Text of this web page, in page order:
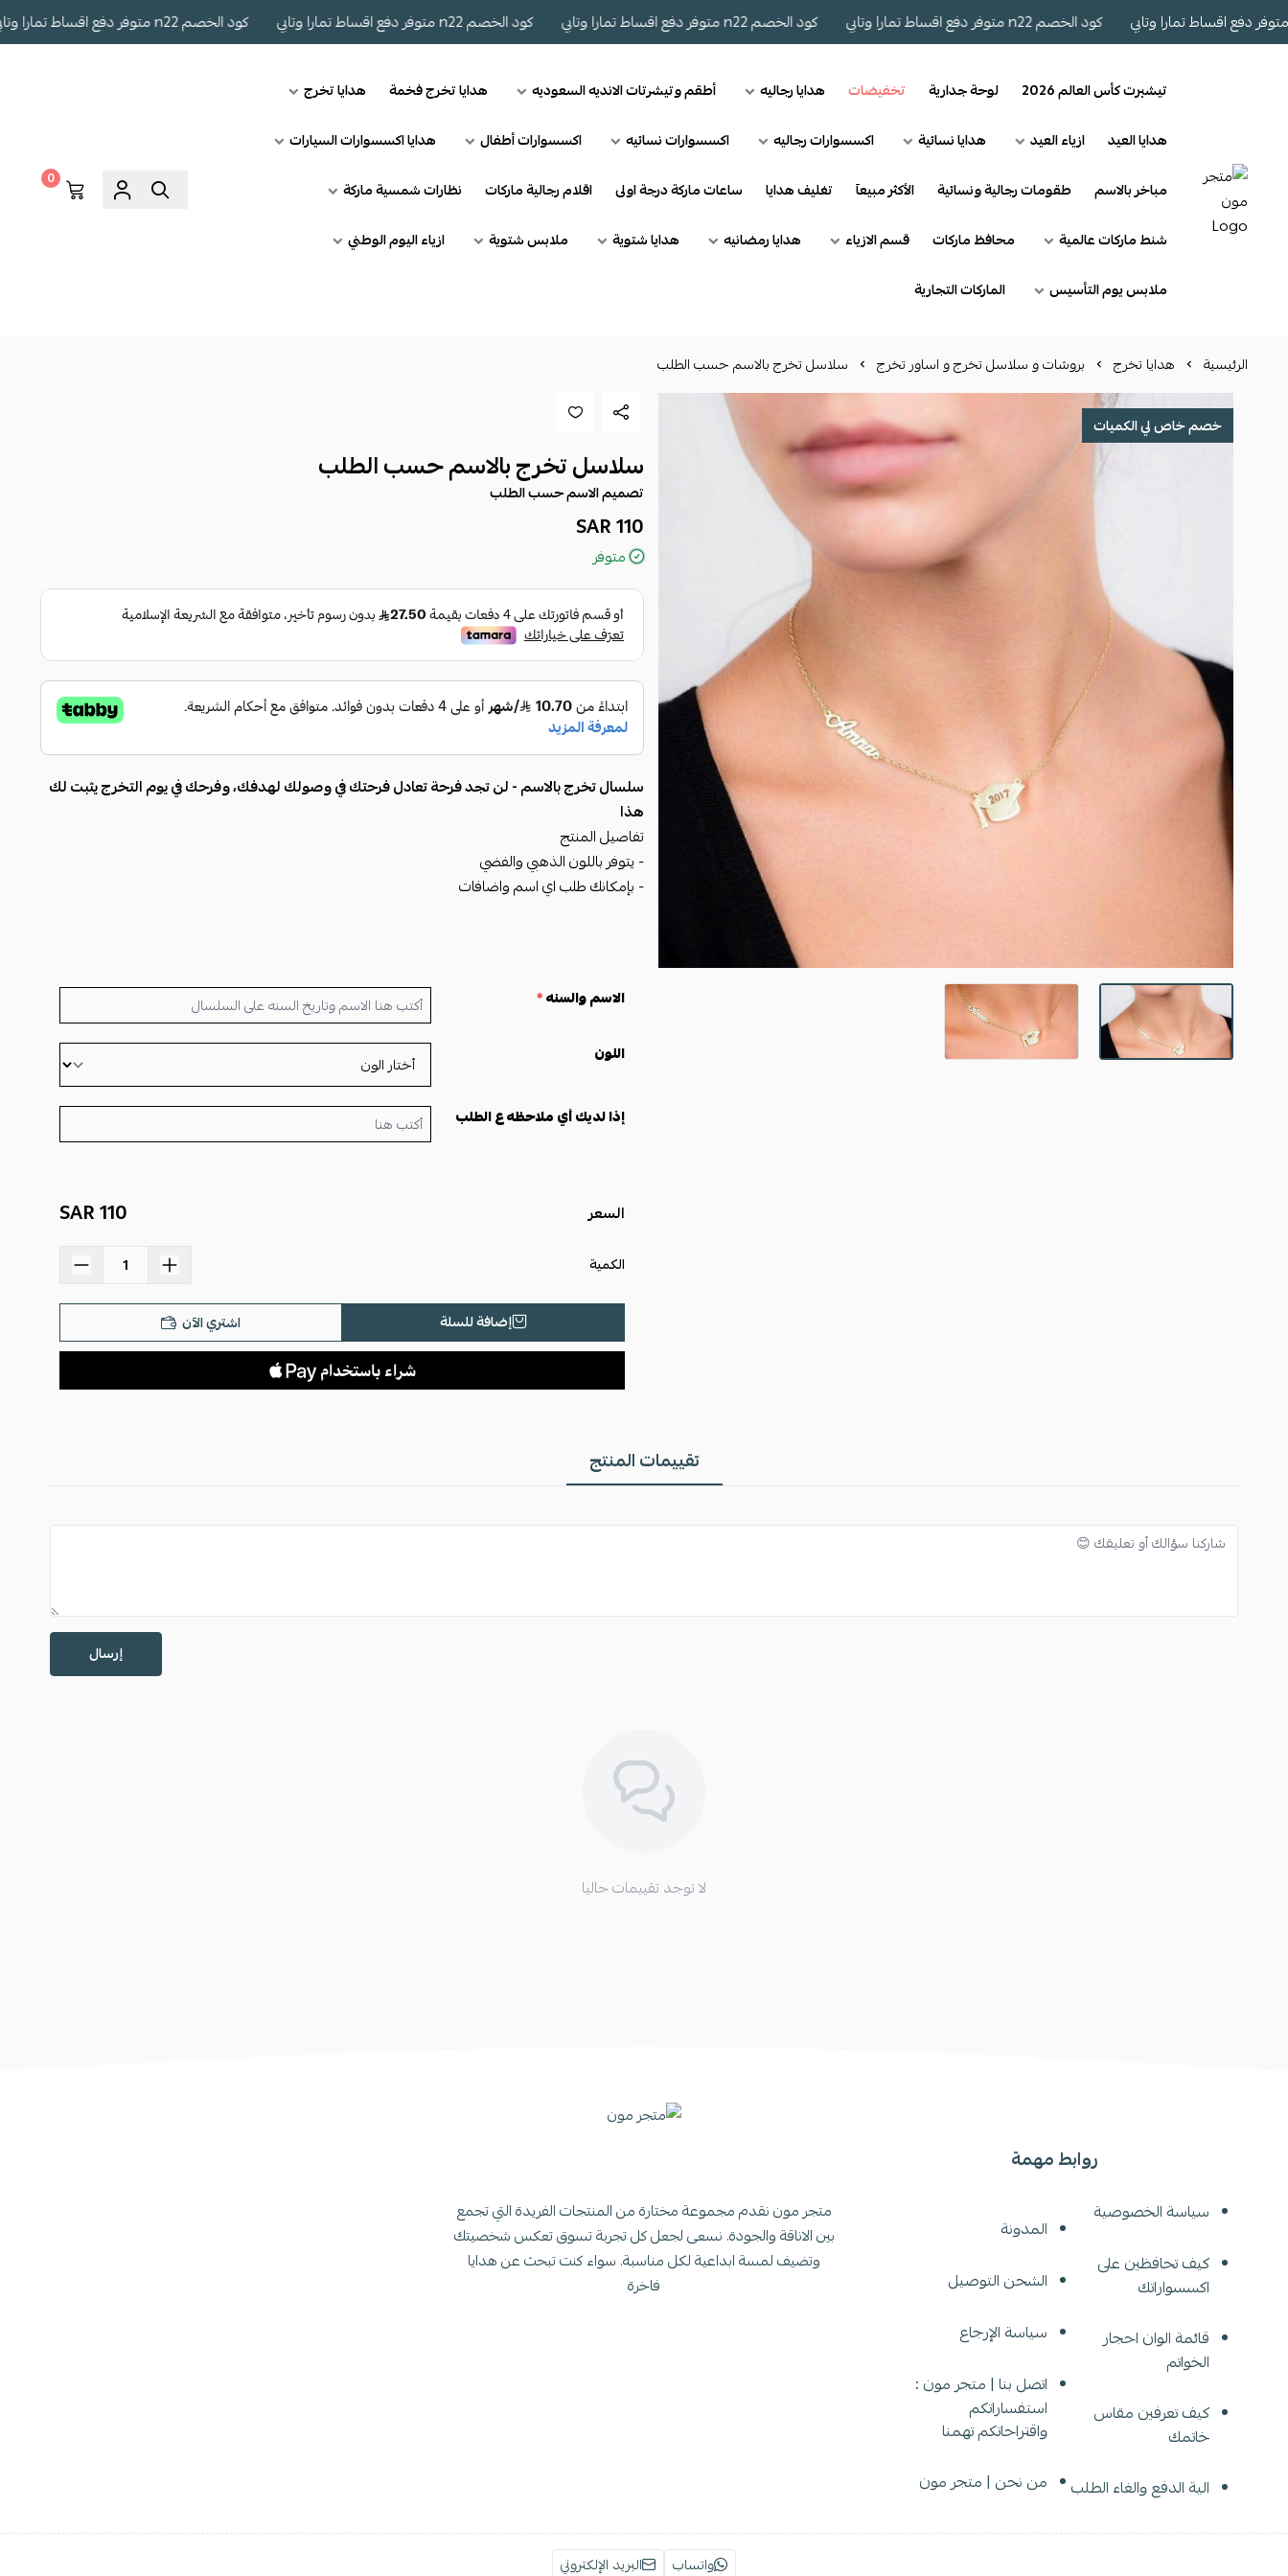
كود الخصم n22 متوفر دفع اقساط تمارا وتابي كود الخصم n22 متوفر دفع اقساط تمارا وتابي كود الخصم n22 متوفر دفع اقساط تمارا وتابي كود الخصم n22 متوفر دفع اقساط تمارا وتابي
تيشيرت كأس العالم 2026 لوحة جدارية تخفيضات هدايا رجاليه أطقم وتيشرتات الانديه السعوديه هدايا تخرج فخمة
هدايا تخرج
هدايا العيد
ازياء العيد هدايا نسائية اكسسوارات رجاليه اكسسوارات نسائيه اكسسوارات أطفال
هدايا اكسسوارات السيارات
مباخر بالاسم
طقومات رجالية ونسائية الأكثر مبيعآ تغليف هدايا ساعات ماركة درجة اولى اقلام رجالية ماركات
نظارات شمسية ماركة
شنط ماركات عالمية
محافظ ماركات قسم الازياء هدايا رمضانيه هدايا شتوية ملابس شتوية
ازياء اليوم الوطني
ملابس يوم التأسيس
الماركات التجارية
0
الرئيسية هدايا تخرج بروشات و سلاسل تخرج و اساور تخرج سلاسل تخرج بالاسم حسب الطلب
خصم خاص لي الكميات
سلاسل تخرج بالاسم حسب الطلب
تصميم الاسم حسب الطلب
110 SAR
متوفر
سلسال تخرج بالاسم - لن تجد فرحة تعادل فرحتك في وصولك لهدفك، وفرحك في يوم التخرج يثبت لك
هذا
تفاصيل المنتج
- يتوفر باللون الذهبي والفضي
- بإمكانك طلب اي اسم واضافات
الاسم والسنه*
اللون
إذا لديك أي ملاحظه ع الطلب
السعر 110 SAR
الكمية
إضافة للسلة اشتري الآن
تقييمات المنتج
إرسال
لا توجد تقييمات حاليا
روابط مهمة
سياسة الخصوصية
كيف تحافظين على
اكسسواراتك
قائمة الوان احجار
الخواتم
كيف تعرفين مقاس
خاتمك
الية الدفع والغاء الطلب
المدونة
الشحن التوصيل
سياسة الإرجاع
اتصل بنا | متجر مون :
استفساراتكم
واقتراحاتكم تهمنا
من نحن | متجر مون
متجر مون نقدم مجموعة مختارة من المنتجات الفريدة التي تجمع
بين الاناقة والجودة. نسعى لجعل كل تجربة تسوق تعكس شخصيتك
وتضيف لمسة ابداعية لكل مناسبة. سواء كنت تبحث عن هدايا
فاخرة
واتساب البريد الإلكتروني